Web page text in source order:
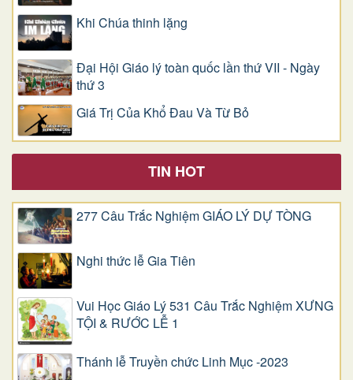
Khi Chúa thinh lặng
Đại Hội Giáo lý toàn quốc lần thứ VII - Ngày
thứ 3
Giá Trị Của Khổ Ðau Và Từ Bỏ
TIN HOT
277 Câu Trắc Nghiệm GIÁO LÝ DỰ TÒNG
Nghi thức lễ Gia Tiên
Vui Học Giáo Lý 531 Câu Trắc Nghiệm XƯNG
TỘI & RƯỚC LỄ 1
Thánh lễ Truyền chức Linh Mục -2023